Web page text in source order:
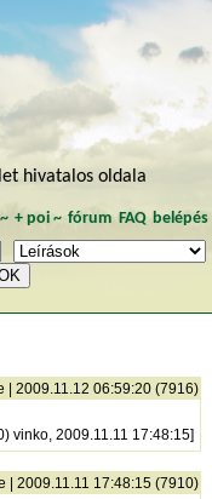
hivatalos oldala
+ poi~ fórum FAQ belépés
| 2009.11.12 06:59:20 (7916)
vinko, 2009.11.11 17:48:15]
| 2009.11.11 17:48:15 (7910)